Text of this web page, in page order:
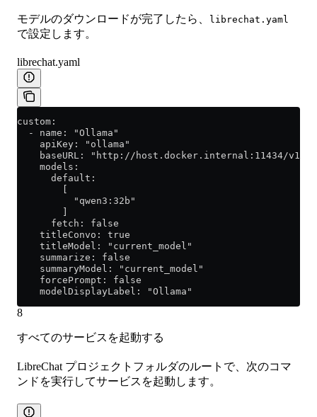
モデルのダウンロードが完了したら、 librechat.yaml
で設定します。
librechat.yaml
custom:
  - name: "Ollama"
    apiKey: "ollama"
    baseURL: "http://host.docker.internal:11434/v1/"
    models:
      default:
          "qwen3:32b"
      fetch: false
    titleConvo: true
    titleModel: "current_model"
    summarize: false
    summaryModel: "current_model"
    forcePrompt: false
    modelDisplayLabel: "Ollama"
8
すべてのサービスを起動する
LibreChat プロジェクトフォルダのルートで、次のコマ
ンドを実行してサービスを起動します。